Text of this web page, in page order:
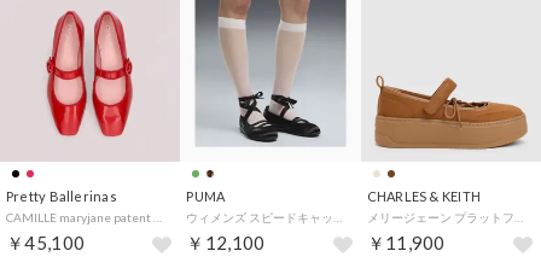
Pretty Ballerinas
￥45,100
PUMA
￥12,100
CHARLES & KEITH
￥11,900